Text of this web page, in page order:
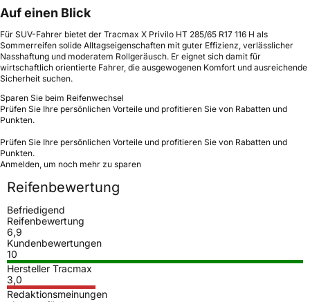
Auf einen Blick
Für SUV-Fahrer bietet der Tracmax X Privilo HT 285/65 R17 116 H als
Sommerreifen solide Alltagseigenschaften mit guter Effizienz, verlässlicher
Nasshaftung und moderatem Rollgeräusch. Er eignet sich damit für
wirtschaftlich orientierte Fahrer, die ausgewogenen Komfort und ausreichende
Sicherheit suchen.
Sparen Sie beim Reifenwechsel
Prüfen Sie Ihre persönlichen Vorteile und profitieren Sie von Rabatten und
Punkten.
Prüfen Sie Ihre persönlichen Vorteile und profitieren Sie von Rabatten und
Punkten.
Anmelden, um noch mehr zu sparen
Reifenbewertung
Befriedigend
Reifenbewertung
6,9
Kundenbewertungen
10
Hersteller Tracmax
3,0
Redaktionsmeinungen